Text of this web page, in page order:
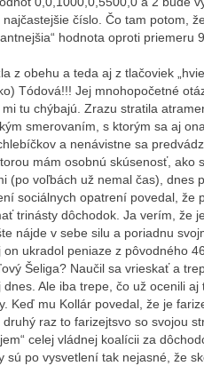
číslo. Čo tam potom,
hodnota oproti
z obehu a teda aj z tlačoviek
Tódová!!! Jej mnohopočetné
tu chýbajú. Zrazu stratila
smerovaním, s ktorým sa aj
a nenávistne sa
mám osobnú skúsenosť, ako
(po voľbách už nemal čas), dnes
sociálnych opatrení povedal, že
trinásty dôchodok. Ja verím, že
nájde v sebe silu a poriadnu
ukradol peniaze z pôvodného
Šeliga? Naučil sa vrieskať a
Ale iba trepe, čo už ocenili aj
Keď mu Kollár povedal, že je
raz to farizejtsvo so svojou
celej vládnej koalícii za
sú po vysvetlení tak nejasné, že